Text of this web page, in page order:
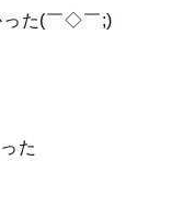
った(￣◇￣;)
た